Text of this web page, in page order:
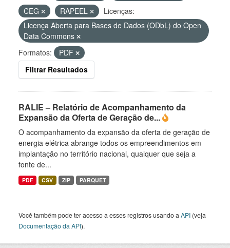
CEG
RAPEEL
Licenças:
Licença Aberta para Bases de Dados (ODbL) do Open
Data Commons
Formatos:
PDF
Filtrar Resultados
RALIE – Relatório de Acompanhamento da
Expansão da Oferta de Geração de...
O acompanhamento da expansão da oferta de geração de
energia elétrica abrange todos os empreendimentos em
implantação no território nacional, qualquer que seja a
fonte de...
PDF CSV ZIP PARQUET
Você também pode ter acesso a esses registros usando a API (veja
Documentação da API).